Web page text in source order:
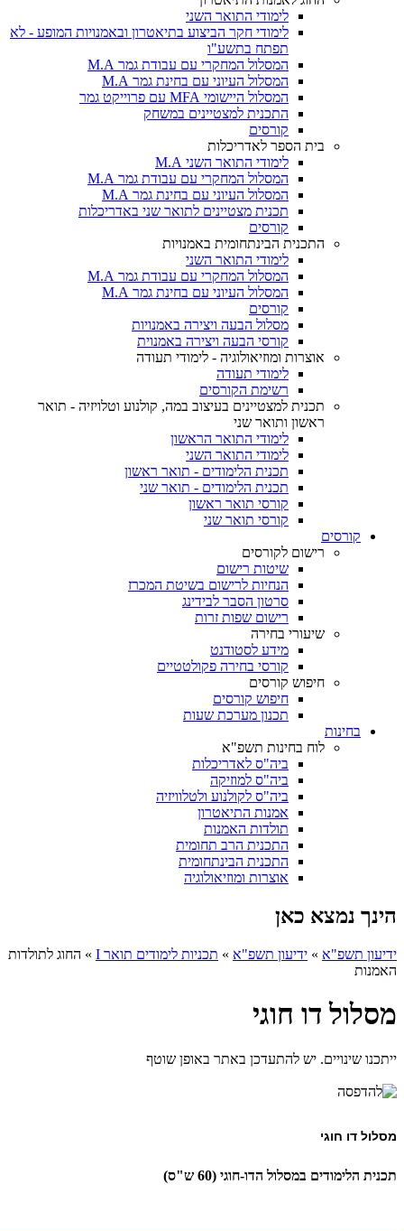
לימודי התואר השני
לימודי חקר הביצוע בתיאטרון ובאמנויות המופע - לא
תפתח בתשע"ו
המסלול המחקרי עם עבודת גמר M.A
המסלול העיוני עם בחינת גמר M.A
המסלול היישומי MFA עם פרוייקט גמר
התכנית למצטיינים במשחק
קורסים
בית הספר לאדריכלות
לימודי התואר השני M.A
המסלול המחקרי עם עבודת גמר M.A
המסלול העיוני עם בחינת גמר M.A
תכנית מצטיינים לתואר שני באדריכלות
קורסים
התכנית הבינתחומית באמנויות
לימודי התואר השני
המסלול המחקרי עם עבודת גמר M.A
המסלול העיוני עם בחינת גמר M.A
קורסים
מסלול הבעה ויצירה באמנויות
קורסי הבעה ויצירה באמנוית
אוצרות ומוזיאולוגיה - לימודי תעודה
לימודי תעודה
רשימת הקורסים
תכנית למצטיינים בעיצוב במה, קולנוע וטלויזיה - תואר
ראשון ותואר שני
לימודי התואר הראשון
לימודי התואר השני
תכנית הלימודים - תואר ראשון
תכנית הלימודים - תואר שני
קורסי תואר ראשון
קורסי תואר שני
קורסים
רישום לקורסים
שיטות רישום
הנחיות לרישום בשיטת המכרז
סרטון הסבר לבידינג
רישום שפות זרות
שיעורי בחירה
מידע לסטודנט
קורסי בחירה פקולטטיים
חיפוש קורסים
חיפוש קורסים
תכנון מערכת שעות
בחינות
לוח בחינות תשפ"א
ביה"ס לאדריכלות
ביה"ס למוזיקה
ביה"ס לקולנוע ולטלוויזיה
אמנות התיאטרון
תולדות האמנות
התכנית הרב תחומית
התכנית הבינתחומית
אוצרות ומוזיאולוגיה
הינך נמצא כאן
ידיעון תשפ"א » ידיעון תשפ"א » תכניות לימודים תואר I » החוג לתולדות
האמנות
מסלול דו חוגי
ייתכנו שינויים. יש להתעדכן באתר באופן שוטף
מסלול דו חוגי
תכנית הלימודים במסלול הדו-חוגי (60 ש"ס)